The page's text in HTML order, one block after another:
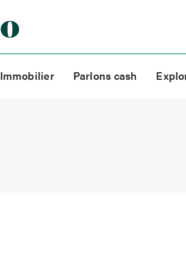
Immobilier Parlons cash